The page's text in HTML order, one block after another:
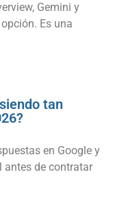
Gemini y
Es una
tan
en Google y
de contratar